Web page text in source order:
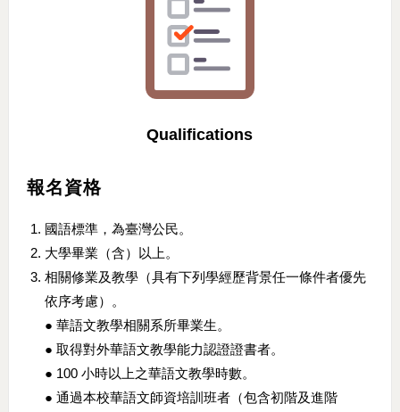
Qualifications
報名資格
國語標準，為臺灣公民。
大學畢業（含）以上。
相關修業及教學（具有下列學經歷背景任一條件者優先
依序考慮）。
● 華語文教學相關系所畢業生。
● 取得對外華語文教學能力認證證書者。
● 100 小時以上之華語文教學時數。
● 通過本校華語文師資培訓班者（包含初階及進階